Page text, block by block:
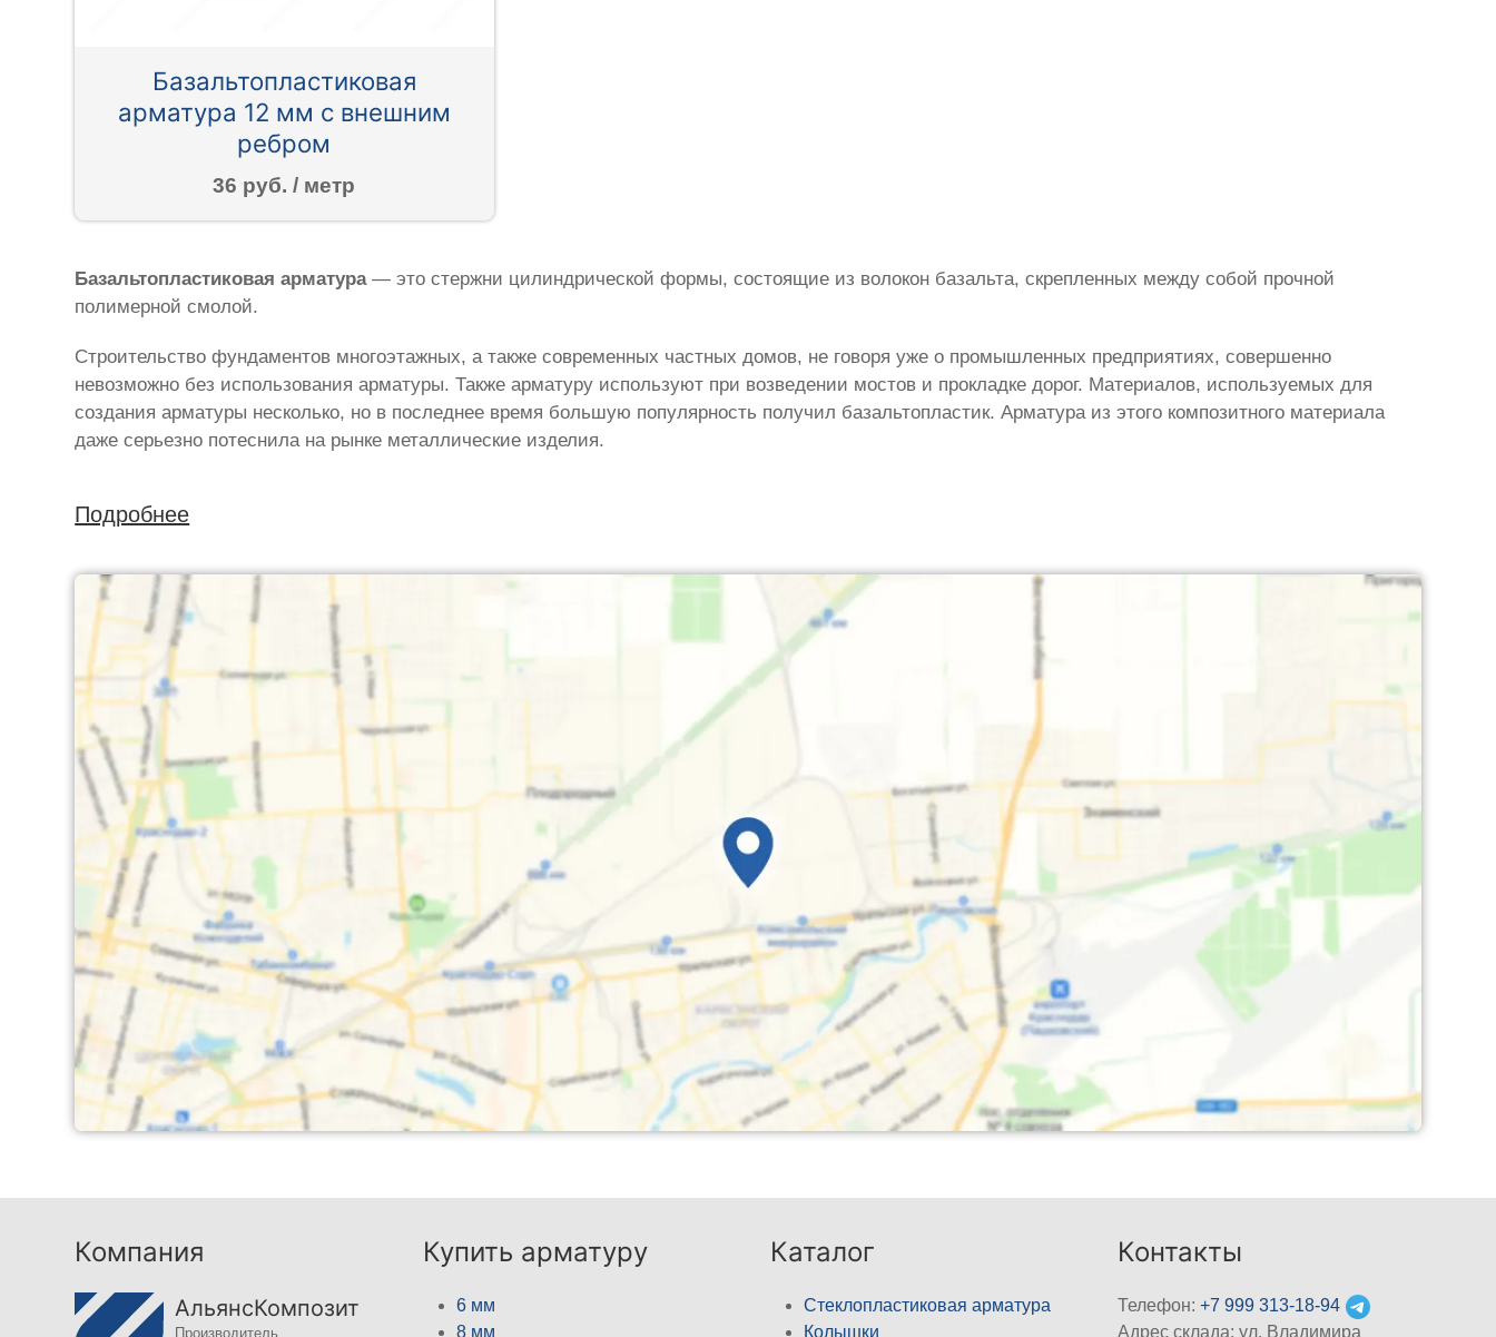
Базальтопластиковая
арматура 12 мм с внешним
ребром
36 руб. / метр
Базальтопластиковая арматура— это стержни цилиндрической формы, состоящие из волокон базальта, скрепленных между собой прочной
полимерной смолой.
Строительство фундаментов многоэтажных, а также современных частных домов, не говоря уже о промышленных предприятиях, совершенно
невозможно без использования арматуры. Также арматуру используют при возведении мостов и прокладке дорог. Материалов, используемых для
создания арматуры несколько, но в последнее время большую популярность получил базальтопластик. Арматура из этого композитного материала
даже серьезно потеснила на рынке металлические изделия.
Подробнее
Компания
АльянсКомпозит
Производитель
Купить арматуру
6 мм
8 мм
Каталог
Стеклопластиковая арматура
Колышки
Контакты
Телефон:+7 999 313-18-94
Адрес склада: ул. Владимира